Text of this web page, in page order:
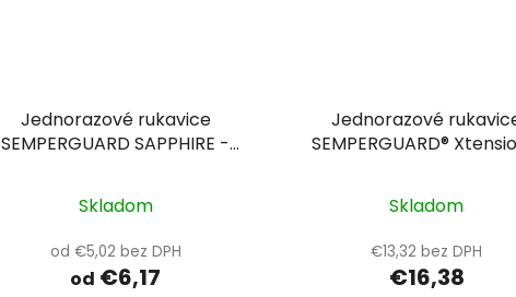
Jednorazové rukavice
SEMPERGUARD SAPPHIRE -
Skladom
od €5,02 bez DPH
od €6,17
Jednorazové
SEMPERGUARD®
Skladom
€13,32 bez DPH
€16,38